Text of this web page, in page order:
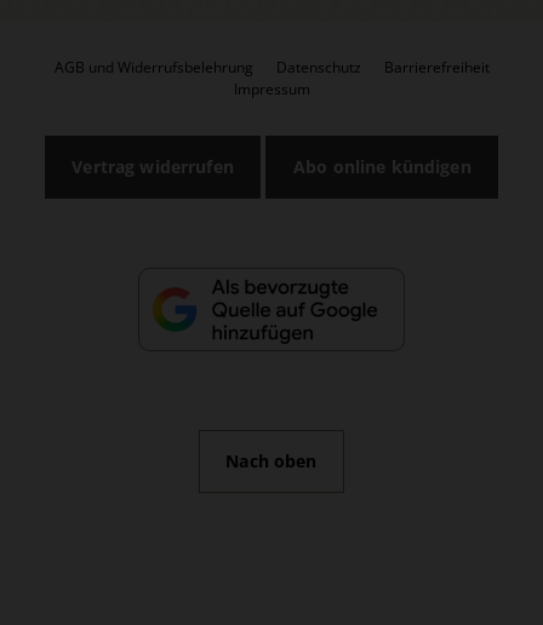
AGB und Widerrufsbelehrung Datenschutz
Barrierefreiheit
Impressum
Vertrag widerrufen Abo online kündigen
Nach oben